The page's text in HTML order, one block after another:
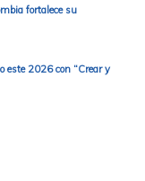
fortalece su
este 2026 con “Crear y